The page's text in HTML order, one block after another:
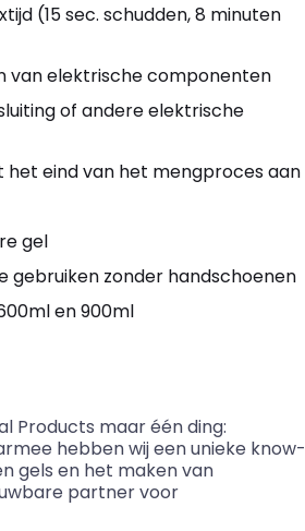
(15 sec. schudden, 8 minuten
van elektrische componenten
of andere elektrische
het eind van het mengproces aan
gel
gebruiken zonder handschoenen
en 900ml
Products maar één ding:
hebben wij een unieke know-
gels en het maken van
partner voor